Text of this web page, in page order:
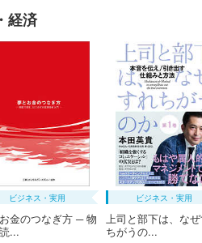
経済
ビジネス・実用
金のつなぎ方 ─ 物
...
ビジネス・実用
上司と部下は、な
ちがうの...